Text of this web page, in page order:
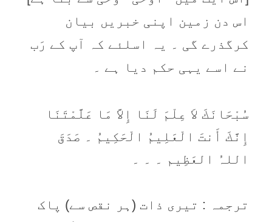
اس دن زمین اپنی خبریں بیان
کرگذرے گی ۔ یہ اسلئے کہ آپ کے رَب
نے اسے یہی حکم دیا ہے ۔
سُبْحَانَكَ لاَ عِلْمَ لَنَا إِلاَّ مَا عَلَّمْتَنَا
إِنَّكَ أَنتَ الْعَلِيمُ الْحَكِيمُ ۔ صَدَقَ
اللہُ العَظِیم ۔ ۔ ۔
ترجمہ : تیری ذات (ہر نقص سے) پاک